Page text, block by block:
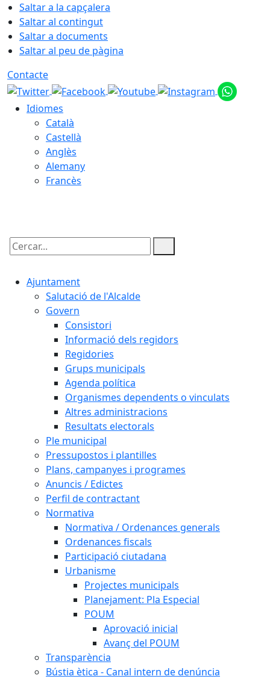
Saltar a la capçalera
Saltar al contingut
Saltar a documents
Saltar al peu de pàgina
Contacte
Idiomes
Català
Castellà
Anglès
Alemany
Francès
Cercar:
Ajuntament
Salutació de l'Alcalde
Govern
Consistori
Informació dels regidors
Regidories
Grups municipals
Agenda política
Organismes dependents o vinculats
Altres administracions
Resultats electorals
Ple municipal
Pressupostos i plantilles
Plans, campanyes i programes
Anuncis / Edictes
Perfil de contractant
Normativa
Normativa / Ordenances generals
Ordenances fiscals
Participació ciutadana
Urbanisme
Projectes municipals
Planejament: Pla Especial
POUM
Aprovació inicial
Avanç del POUM
Transparència
Bústia ètica - Canal intern de denúncia